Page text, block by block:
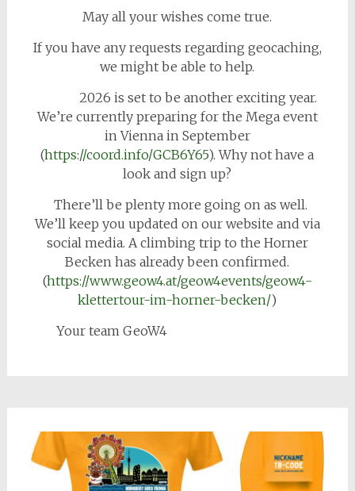
May all your wishes come true.
If you have any requests regarding geocaching,
we might be able to help.
2026 is set to be another exciting year.
We’re currently preparing for the Mega event
in Vienna in September
(https://coord.info/GCB6Y65). Why not have a
look and sign up?
There’ll be plenty more going on as well.
We’ll keep you updated on our website and via
social media. A climbing trip to the Horner
Becken has already been confirmed.
(https://www.geow4.at/geow4events/geow4-
klettertour-im-horner-becken/)
Your team GeoW4